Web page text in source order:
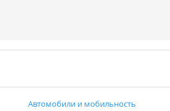
Автомобили и мобильность